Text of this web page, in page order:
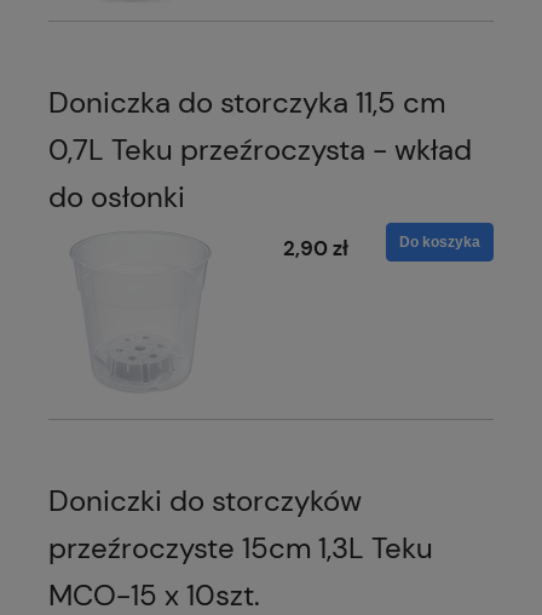
Doniczka do storczyka 11,5 cm
0,7L Teku przeźroczysta - wkład
do osłonki
2,90 zł Do koszyka
Doniczki do storczyków
przeźroczyste 15cm 1,3L Teku
MCO-15 x 10szt.